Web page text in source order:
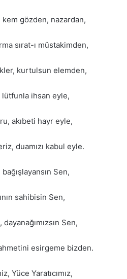
kem gözden, nazardan,
sırat-ı müstakimden,
kurtulsun elemden,
lütfunla ihsan eyle,
akıbeti hayr eyle,
duamızı kabul eyle.
Sen,
sahibisin Sen,
Sen,
esirgeme bizden.
Yüce Yaratıcımız,